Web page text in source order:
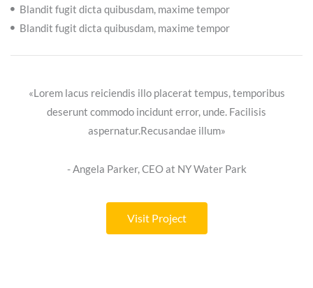
Blandit fugit dicta quibusdam, maxime tempor
Blandit fugit dicta quibusdam, maxime tempor
«Lorem lacus reiciendis illo placerat tempus, temporibus
deserunt commodo incidunt error, unde. Facilisis
aspernatur.Recusandae illum»
- Angela Parker, CEO at NY Water Park
Visit Project